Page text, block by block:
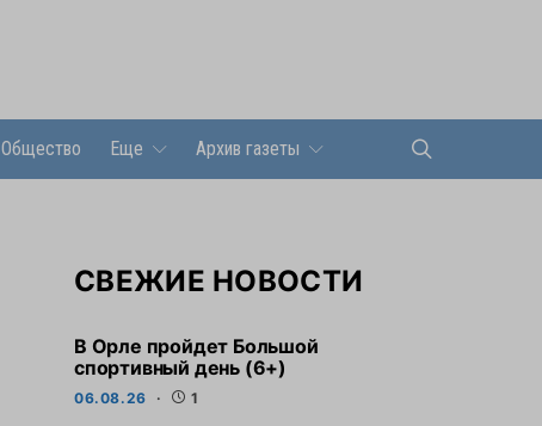
Общество Еще Архив газеты
СВЕЖИЕ НОВОСТИ
В Орле пройдет Большой
спортивный день (6+)
06.08.26 1